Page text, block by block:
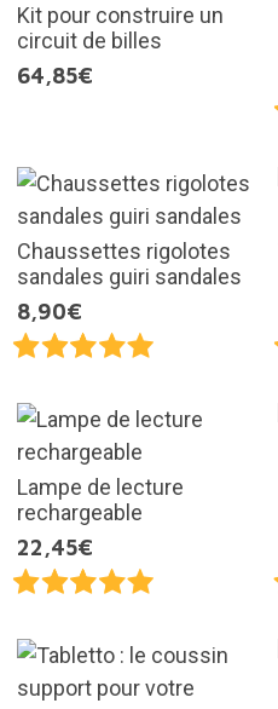
Kit pour construire un
circuit de billes
64,85€
Chaussettes rigolotes
sandales guiri sandales
8,90€
Lampe de lecture
rechargeable
22,45€